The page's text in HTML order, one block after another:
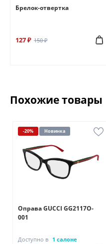
Брелок-отвертка
127 ₽ 150 ₽
Похожие товары
-20% Новинка
Оправа GUCCI GG2117O-
001
Доступно в 1 салоне